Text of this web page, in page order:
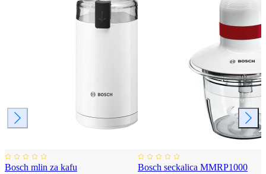
Bosch mlin za kafu
Bosch seckalica MMRP1000